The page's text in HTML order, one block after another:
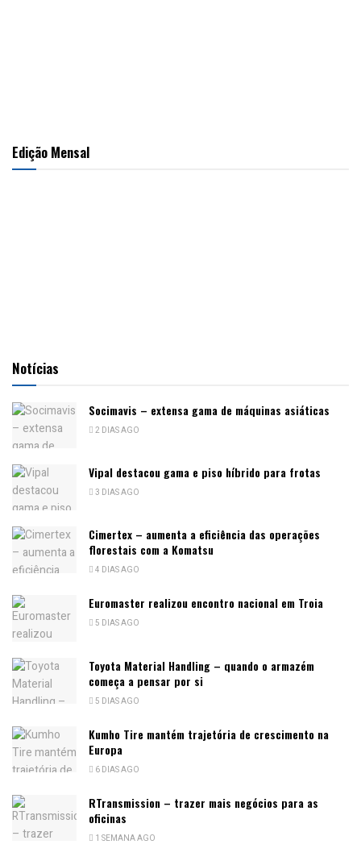
Edição Mensal
Notícias
Socimavis – extensa gama de máquinas asiáticas
2 DIAS AGO
Vipal destacou gama e piso híbrido para frotas
3 DIAS AGO
Cimertex – aumenta a eficiência das operações
florestais com a Komatsu
4 DIAS AGO
Euromaster realizou encontro nacional em Troia
5 DIAS AGO
Toyota Material Handling – quando o armazém
começa a pensar por si
5 DIAS AGO
Kumho Tire mantém trajetória de crescimento na
Europa
6 DIAS AGO
RTransmission – trazer mais negócios para as
oficinas
1 SEMANA AGO